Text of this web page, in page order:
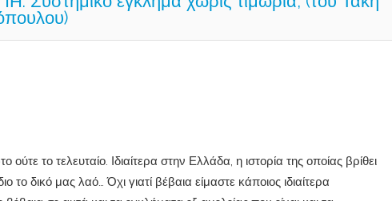
το τελευταίο. Ιδιαίτερα στην Ελλάδα, η ιστορία της οποίας βρίθει
δικό μας λαό… Όχι γιατί βέβαια είμαστε κάποιος ιδιαίτερα